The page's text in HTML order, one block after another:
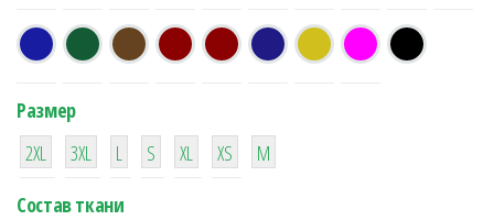
Размер
38
2XL
16
3XL
42
L
42
S
42
XL XS
М
Состав ткани